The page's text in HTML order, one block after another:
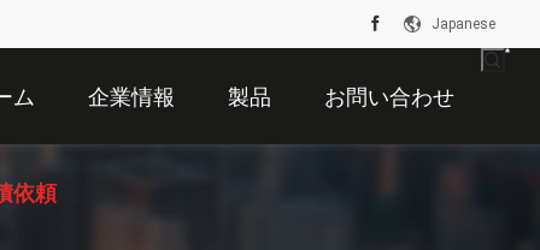
Japanese
ム 企業情報 製品 お問い合わせ
依頼